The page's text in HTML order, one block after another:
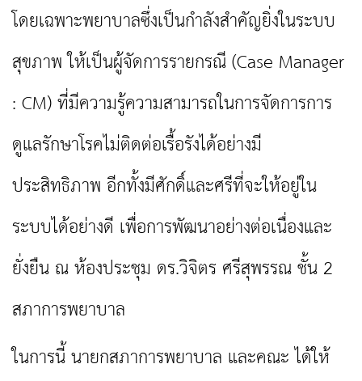
โดยเฉพาะพยาบาลซึ่งเป็นกำลังสำคัญยิ่งในระบบ
สุขภาพ ให้เป็นผู้จัดการรายกรณี (Case Manager
: CM) ที่มีความรู้ความสามารถในการจัดการการ
ดูแลรักษาโรคไม่ติดต่อเรื้อรังได้อย่างมี
ประสิทธิภาพ อีกทั้งมีศักดิ์และศรีที่จะให้อยู่ใน
ระบบได้อย่างดี เพื่อการพัฒนาอย่างต่อเนื่องและ
ยั่งยืน ณ ห้องประชุม ดร.วิจิตร ศรีสุพรรณ ชั้น 2
สภาการพยาบาล
ในการนี้ นายกสภาการพยาบาล และคณะ ได้ให้